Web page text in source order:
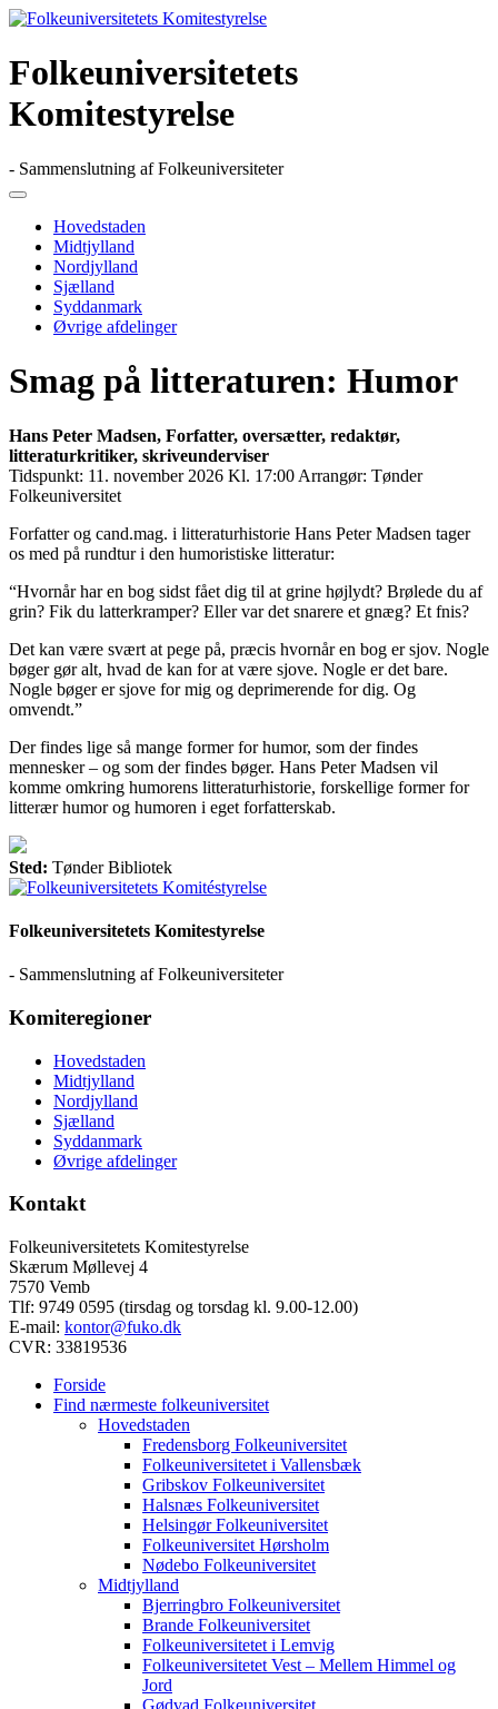
Skip
content
Folkeuniversitetets
Komitestyrelse
- Sammenslutning af Folkeuniversiteter
Primary
Hovedstaden
Midtjylland
Nordjylland
Sjælland
Syddanmark
Øvrige afdelinger
Smag på litteraturen: Humor
Hans Peter Madsen, Forfatter, oversætter, redaktør,
litteraturkritiker, skriveunderviser
Tidspunkt: 11. november 2026 Kl. 17:00 Arrangør: Tønder
Folkeuniversitet
Forfatter og cand.mag. i litteraturhistorie Hans Peter Madsen tager
os med på rundtur i den humoristiske litteratur:
“Hvornår har en bog sidst fået dig til at grine højlydt? Brølede du af
grin? Fik du latterkramper? Eller var det snarere et gnæg? Et fnis?
Det kan være svært at pege på, præcis hvornår en bog er sjov. Nogle
bøger gør alt, hvad de kan for at være sjove. Nogle er det bare.
Nogle bøger er sjove for mig og deprimerende for dig. Og
omvendt.”
Der findes lige så mange former for humor, som der findes
mennesker – og som der findes bøger. Hans Peter Madsen vil
komme omkring humorens litteraturhistorie, forskellige former for
litterær humor og humoren i eget forfatterskab.
Sted: Tønder Bibliotek
Folkeuniversitetets Komitestyrelse
- Sammenslutning af Folkeuniversiteter
Komiteregioner
Hovedstaden
Midtjylland
Nordjylland
Sjælland
Syddanmark
Øvrige afdelinger
Kontakt
Folkeuniversitetets Komitestyrelse
Skærum Møllevej 4
7570 Vemb
Tlf: 9749 0595 (tirsdag og torsdag kl. 9.00-12.00)
E-mail: kontor@fuko.dk
CVR: 33819536
Forside
Find nærmeste folkeuniversitet
Hovedstaden
Fredensborg Folkeuniversitet
Folkeuniversitetet i Vallensbæk
Gribskov Folkeuniversitet
Halsnæs Folkeuniversitet
Helsingør Folkeuniversitet
Folkeuniversitet Hørsholm
Nødebo Folkeuniversitet
Midtjylland
Bjerringbro Folkeuniversitet
Brande Folkeuniversitet
Folkeuniversitetet i Lemvig
Folkeuniversitetet Vest – Mellem Himmel og
Jord